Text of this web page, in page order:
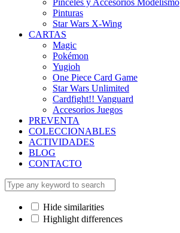
Pinceles y Accesorios Modelismo
Pinturas
Star Wars X-Wing
CARTAS
Magic
Pokémon
Yugioh
One Piece Card Game
Star Wars Unlimited
Cardfight!! Vanguard
Accesorios Juegos
PREVENTA
COLECCIONABLES
ACTIVIDADES
BLOG
CONTACTO
Hide similarities
Highlight differences